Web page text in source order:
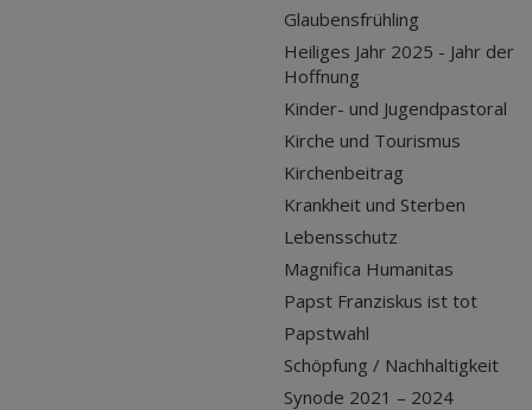
Glaubensfrühling
Heiliges Jahr 2025 - Jahr der
Hoffnung
Kinder- und Jugendpastoral
Kirche und Tourismus
Kirchenbeitrag
Krankheit und Sterben
Lebensschutz
Magnifica Humanitas
Papst Franziskus ist tot
Papstwahl
Schöpfung / Nachhaltigkeit
Synode 2021 – 2024